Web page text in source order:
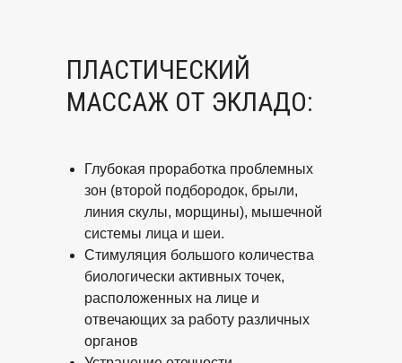
ПЛАСТИЧЕСКИЙ
МАССАЖ ОТ ЭКЛАДО:
Глубокая проработка проблемных
зон (второй подбородок, брыли,
линия скулы, морщины), мышечной
системы лица и шеи.
Стимуляция большого количества
биологически активных точек,
расположенных на лице и
отвечающих за работу различных
органов